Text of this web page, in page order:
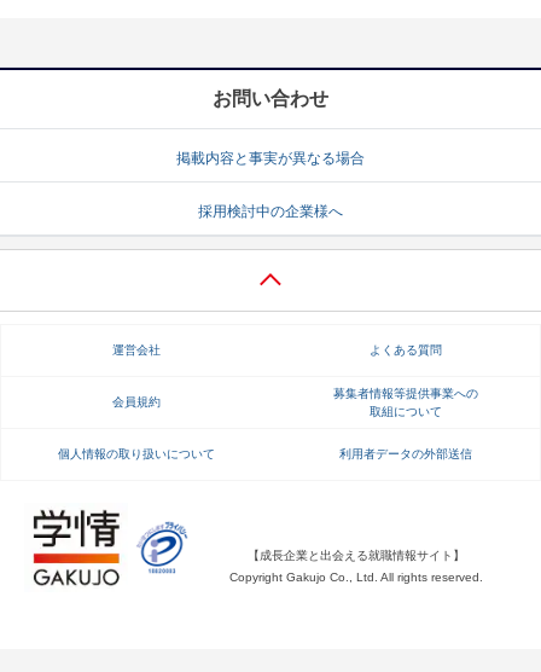
就活ノウハウ・サポート
就活ノウハウが満載！ お役立ち記事・相談室など
就活ニュースペーパー よくある質問
不明点があればこちら
お問い合わせ
掲載内容と事実が異なる場合
採用検討中の企業様へ
運営会社 よくある質問
会員規約
募集者情報等提供事業への
取組について
個人情報の取り扱いについて 利用者データの外部送信
【成長企業と出会える就職情報サイト】
Copyright Gakujo Co., Ltd. All rights reserved.